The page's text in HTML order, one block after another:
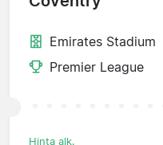
Emirates Stadium
Premier League
Hinta alk.